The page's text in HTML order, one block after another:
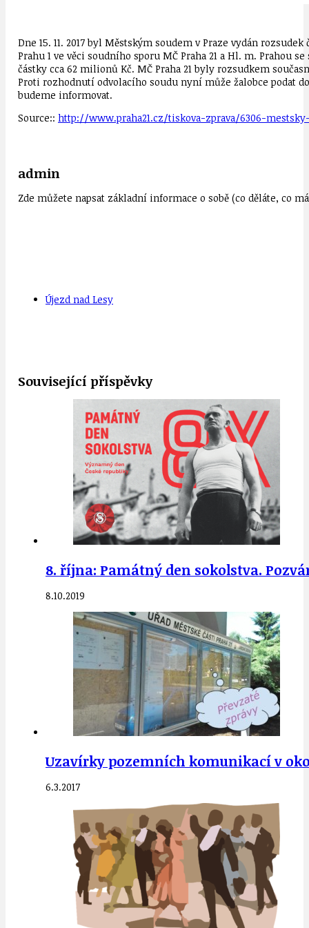
Dne 15. 11. 2017 byl Městským soudem v Praze vydán
Prahu 1 ve věci soudního sporu MČ Praha 21 a Hl. m. Prahou
částky cca 62 milionů Kč. MČ Praha 21 byly rozsudkem
Proti rozhodnutí odvolacího soudu nyní může žalobce podat
budeme informovat.
Source:: http://www.praha21.cz/tiskova-zprava/6306-
admin
Zde můžete napsat základní informace o sobě (co děláte, co
Újezd nad Lesy
Související příspěvky
8. října: Památný den sokolstva.
8.10.2019
Uzavírky pozemních komunikací v
6.3.2017